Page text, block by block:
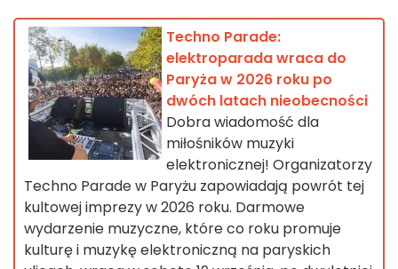
Techno Parade:
elektroparada wraca do
Paryża w 2026 roku po
dwóch latach nieobecności
Dobra wiadomość dla
miłośników muzyki
elektronicznej! Organizatorzy
Techno Parade w Paryżu zapowiadają powrót tej
kultowej imprezy w 2026 roku. Darmowe
wydarzenie muzyczne, które co roku promuje
kulturę i muzykę elektroniczną na paryskich